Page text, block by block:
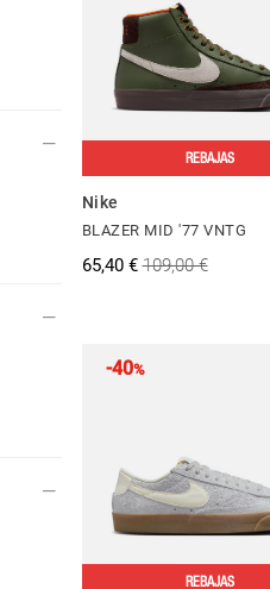
REBAJAS
Nike
BLAZER MID '77 VNTG
65,40 € 109,00 €
-40%
REBAJAS